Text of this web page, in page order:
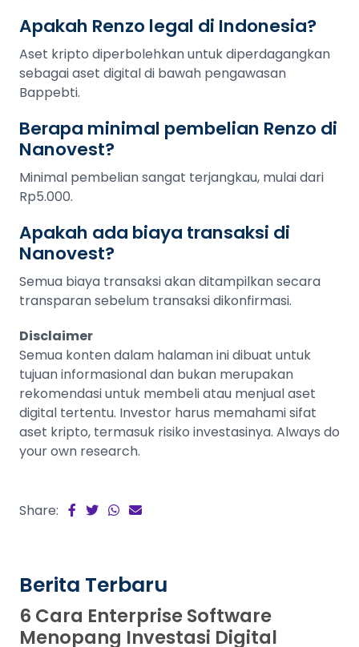
Apakah Renzo legal di Indonesia?
Aset kripto diperbolehkan untuk diperdagangkan
sebagai aset digital di bawah pengawasan
Bappebti.
Berapa minimal pembelian Renzo di
Nanovest?
Minimal pembelian sangat terjangkau, mulai dari
Rp5.000.
Apakah ada biaya transaksi di
Nanovest?
Semua biaya transaksi akan ditampilkan secara
transparan sebelum transaksi dikonfirmasi.
Disclaimer
Semua konten dalam halaman ini dibuat untuk
tujuan informasional dan bukan merupakan
rekomendasi untuk membeli atau menjual aset
digital tertentu. Investor harus memahami sifat
aset kripto, termasuk risiko investasinya. Always do
your own research.
Share:
Berita Terbaru
6 Cara Enterprise Software
Menopang Investasi Digital